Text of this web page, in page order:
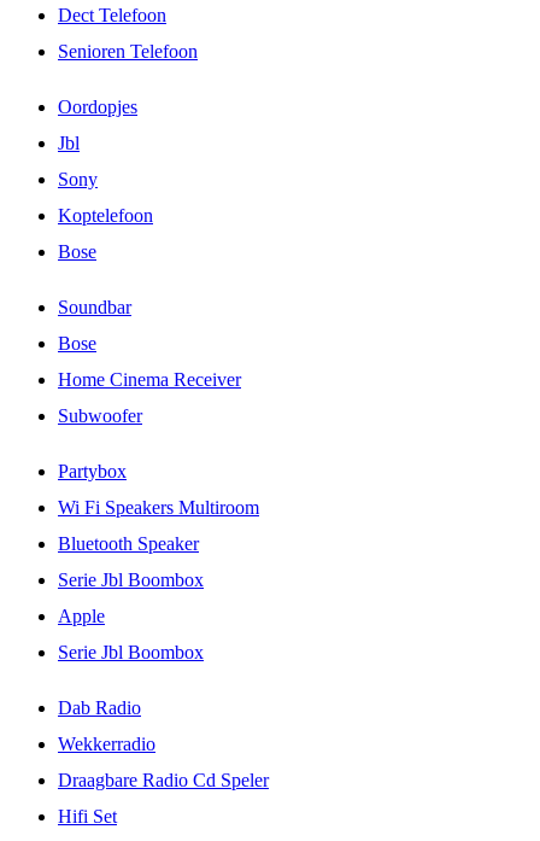
Dect Telefoon
Senioren Telefoon
Oordopjes
Jbl
Sony
Koptelefoon
Bose
Soundbar
Bose
Home Cinema Receiver
Subwoofer
Partybox
Wi Fi Speakers Multiroom
Bluetooth Speaker
Serie Jbl Boombox
Apple
Serie Jbl Boombox
Dab Radio
Wekkerradio
Draagbare Radio Cd Speler
Hifi Set